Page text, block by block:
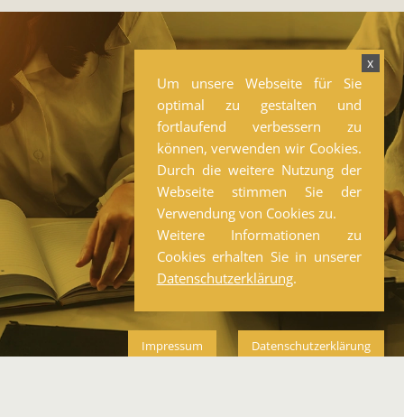
Impressum Datenschutzerklärung
Um unsere Webseite für Sie
optimal zu gestalten und
fortlaufend verbessern zu
können, verwenden wir Cookies.
Durch die weitere Nutzung der
Webseite stimmen Sie der
Verwendung von Cookies zu.
Weitere Informationen zu
Cookies erhalten Sie in unserer
Datenschutzerklärung.
x